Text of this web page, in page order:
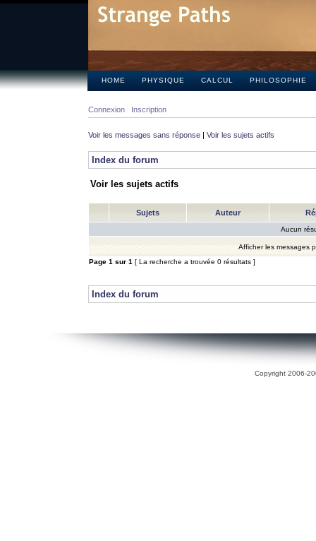
HOME PHYSIQUE CALCUL PHILOSOPHIE
Connexion Inscription
Voir les messages sans réponse | Voir les sujets actifs
Index du forum
Voir les sujets actifs
Sujets Auteur
Aucun
Afficher les messages
Page 1 sur 1 [ La recherche a trouvée 0 résultats ]
Index du forum
Copyright 2006-